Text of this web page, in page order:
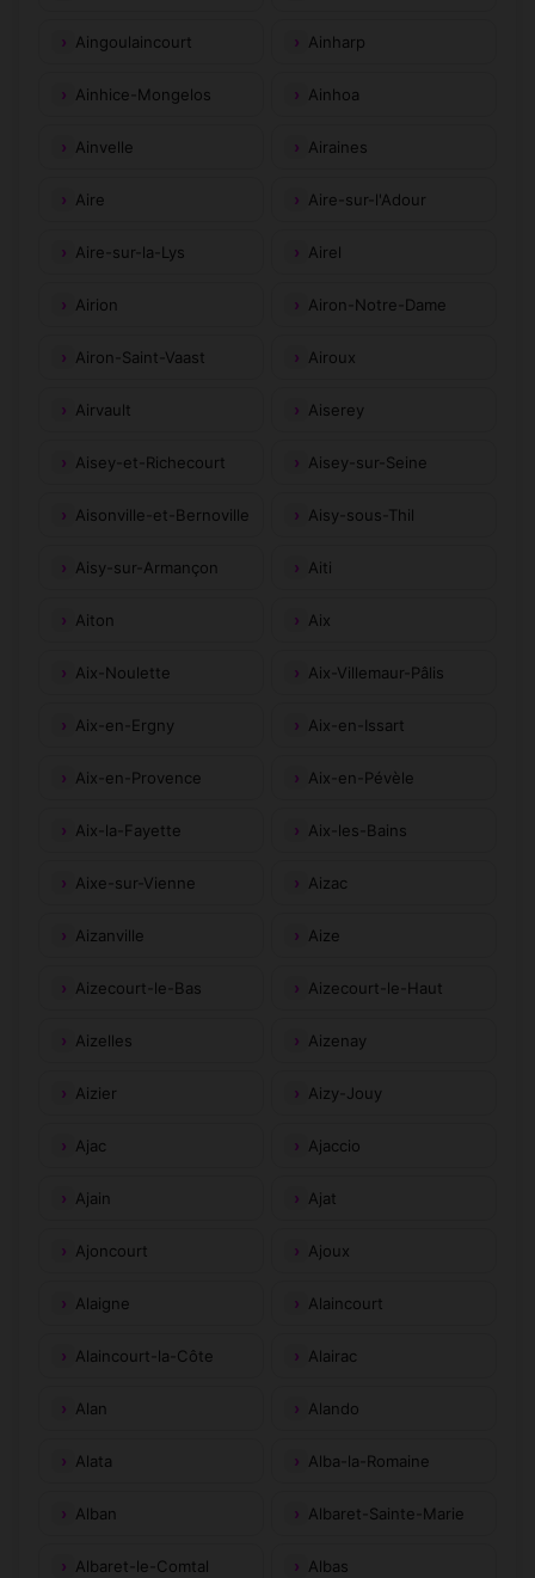
Aingoulaincourt Ainharp
Ainhice-Mongelos Ainhoa
Ainvelle Airaines
Aire Aire-sur-l'Adour
Aire-sur-la-Lys Airel
Airion Airon-Notre-Dame
Airon-Saint-Vaast Airoux
Airvault Aiserey
Aisey-et-Richecourt Aisey-sur-Seine
Aisonville-et-Bernoville Aisy-sous-Thil
Aisy-sur-Armançon Aiti
Aiton Aix
Aix-Noulette Aix-Villemaur-Pâlis
Aix-en-Ergny Aix-en-Issart
Aix-en-Provence Aix-en-Pévèle
Aix-la-Fayette Aix-les-Bains
Aixe-sur-Vienne Aizac
Aizanville Aize
Aizecourt-le-Bas Aizecourt-le-Haut
Aizelles Aizenay
Aizier Aizy-Jouy
Ajac Ajaccio
Ajain Ajat
Ajoncourt Ajoux
Alaigne Alaincourt
Alaincourt-la-Côte Alairac
Alan Alando
Alata Alba-la-Romaine
Alban Albaret-Sainte-Marie
Albaret-le-Comtal Albas